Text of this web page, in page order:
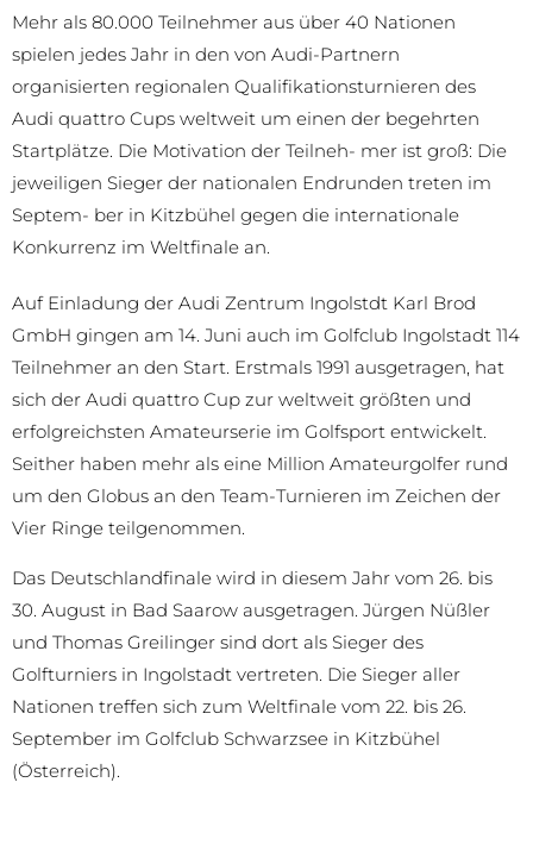
Mehr als 80.000 Teilnehmer aus über 40 Nationen
spielen jedes Jahr in den von Audi-Partnern
organisierten regionalen Qualifikationsturnieren des
Audi quattro Cups weltweit um einen der begehrten
Startplätze. Die Motivation der Teilneh- mer ist groß: Die
jeweiligen Sieger der nationalen Endrunden treten im
Septem- ber in Kitzbühel gegen die internationale
Konkurrenz im Weltfinale an.
Auf Einladung der Audi Zentrum Ingolstdt Karl Brod
GmbH gingen am 14. Juni auch im Golfclub Ingolstadt 114
Teilnehmer an den Start. Erstmals 1991 ausgetragen, hat
sich der Audi quattro Cup zur weltweit größten und
erfolgreichsten Amateurserie im Golfsport entwickelt.
Seither haben mehr als eine Million Amateurgolfer rund
um den Globus an den Team-Turnieren im Zeichen der
Vier Ringe teilgenommen.
Das Deutschlandfinale wird in diesem Jahr vom 26. bis
30. August in Bad Saarow ausgetragen. Jürgen Nüßler
und Thomas Greilinger sind dort als Sieger des
Golfturniers in Ingolstadt vertreten. Die Sieger aller
Nationen treffen sich zum Weltfinale vom 22. bis 26.
September im Golfclub Schwarzsee in Kitzbühel
(Österreich).